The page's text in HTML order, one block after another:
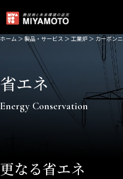
ホーム ＞製品・サービス ＞ 工業炉＞ カーボン
省エネ
Energy Conservation
更なる省エネ